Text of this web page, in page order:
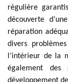
régulière
découverte
réparation
divers
l’intérieur de la
également des